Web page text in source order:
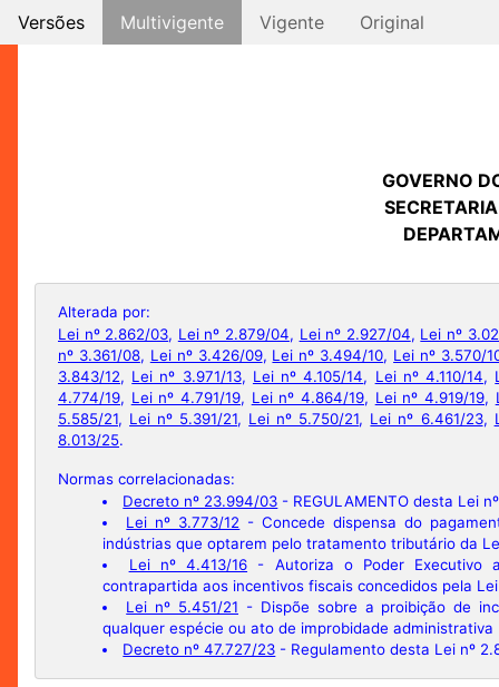
Versões Multivigente Vigente Original
GOVERNO
Alterada por:
Lei nº 2.862/03, Lei nº 2.879/04, Lei nº 2.927/04, Lei nº
nº 3.361/08, Lei nº 3.426/09, Lei nº 3.494/10, Lei nº 3.570/
3.843/12, Lei nº 3.971/13, Lei nº 4.105/14, Lei nº 4.110/14,
4.774/19, Lei nº 4.791/19, Lei nº 4.864/19, Lei nº 4.919/19,
5.585/21, Lei nº 5.391/21, Lei nº 5.750/21, Lei nº 6.461/23,
8.013/25.
Normas correlacionadas:
Decreto nº 23.994/03 - REGULAMENTO desta Lei
Lei nº 3.773/12 - Concede dispensa do
indústrias que optarem pelo tratamento tributário da
Lei nº 4.413/16 - Autoriza o Poder Executivo
contrapartida aos incentivos fiscais concedidos pela
Lei nº 5.451/21 - Dispõe sobre a proibição de
qualquer espécie ou ato de improbidade
Decreto nº 47.727/23 - Regulamento desta Lei nº